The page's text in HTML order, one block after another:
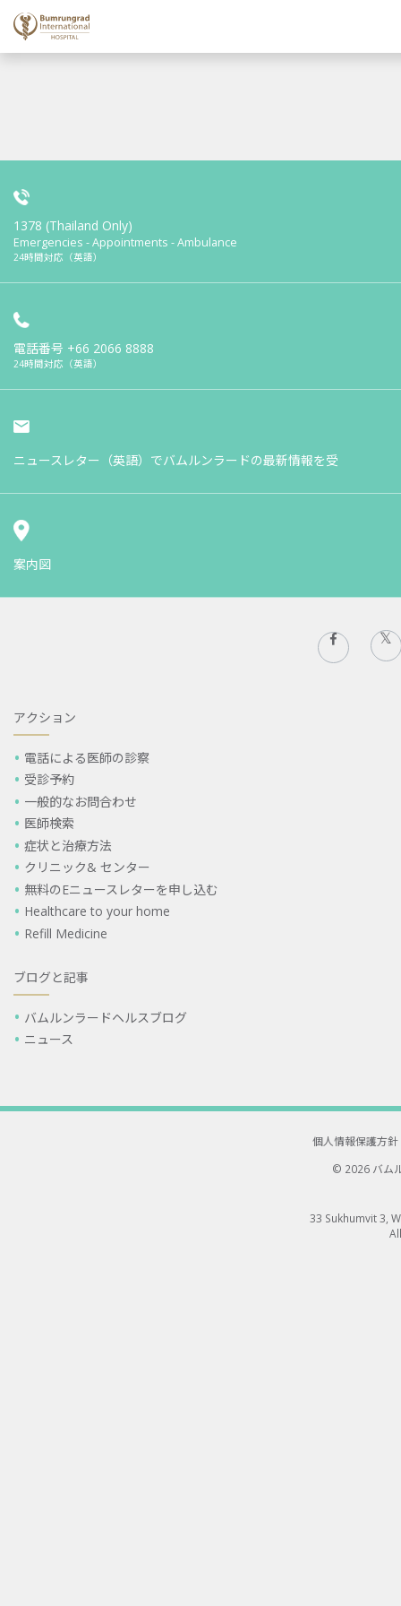
1378 (Thailand Only)
Emergencies - Appointments - Ambulance
24時間対応（英語）
電話番号 +66 2066 8888
24時間対応（英語）
ニュースレター（英語）でバムルンラードの最新情報を受
案内図
アクション
電話による医師の診察
受診予約
一般的なお問合わせ
医師検索
症状と治療方法
クリニック& センター
無料のEニュースレターを申し込む
Healthcare to your home
Refill Medicine
ブログと記事
バムルンラードヘルスブログ
ニュース
個人情報保護方針
© 2026 バム
33 Sukhumvit 3,